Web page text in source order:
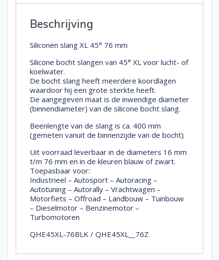
Beschrijving
Siliconen slang XL 45° 76 mm
Silicone bocht slangen van 45° XL voor lucht- of
koelwater.
De bocht slang heeft meerdere koordlagen
waardoor hij een grote sterkte heeft.
De aangegeven maat is de inwendige diameter
(binnendiameter) van de silicone bocht slang.
Beenlengte van de slang is ca. 400 mm
(gemeten vanuit de binnenzijde van de bocht)
Uit voorraad leverbaar in de diameters 16 mm
t/m 76 mm en in de kleuren blauw of zwart.
Toepasbaar voor:
Industrieel – Autosport – Autoracing –
Autotuning – Autorally – Vrachtwagen –
Motorfiets – Offroad – Landbouw – Tuinbouw
– Dieselmotor – Benzinemotor –
Turbomotoren
QHE45XL-76BLK / QHE45XL__76Z